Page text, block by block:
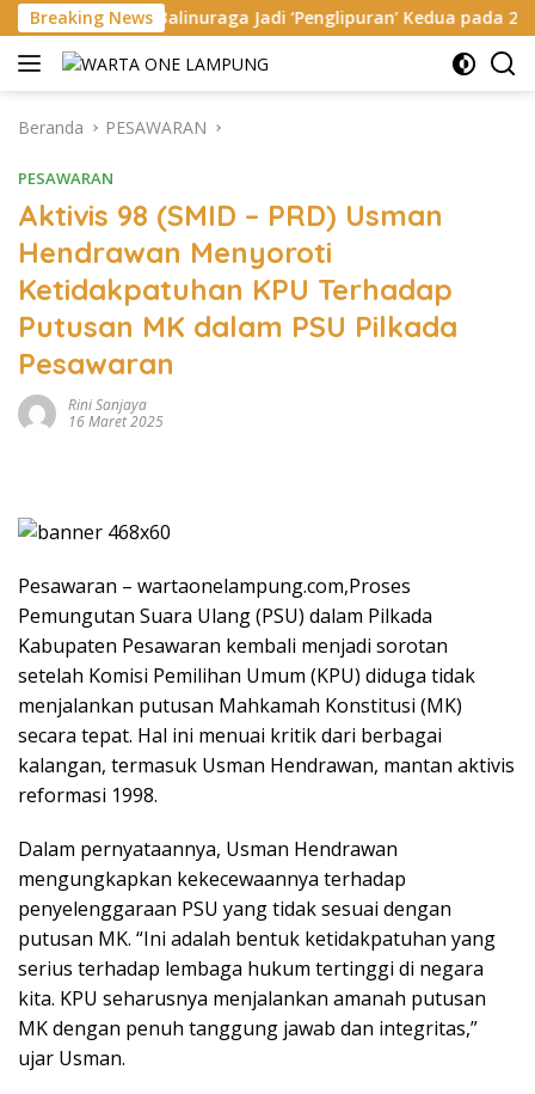
Langsung
ke
konten
Breaking News
Jadi ‘Penglipuran’ Kedua pada 2027
Beranda PESAWARAN
PESAWARAN
Aktivis 98 (SMID – PRD) Usman
Hendrawan Menyoroti
Ketidakpatuhan KPU Terhadap
Putusan MK dalam PSU Pilkada
Pesawaran
Rini Sanjaya
16 Maret 2025
Pesawaran – wartaonelampung.com,Proses
Pemungutan Suara Ulang (PSU) dalam Pilkada
Kabupaten Pesawaran kembali menjadi sorotan
setelah Komisi Pemilihan Umum (KPU) diduga tidak
menjalankan putusan Mahkamah Konstitusi (MK)
secara tepat. Hal ini menuai kritik dari berbagai
kalangan, termasuk Usman Hendrawan, mantan aktivis
reformasi 1998.
Dalam pernyataannya, Usman Hendrawan
mengungkapkan kekecewaannya terhadap
penyelenggaraan PSU yang tidak sesuai dengan
putusan MK. “Ini adalah bentuk ketidakpatuhan yang
serius terhadap lembaga hukum tertinggi di negara
kita. KPU seharusnya menjalankan amanah putusan
MK dengan penuh tanggung jawab dan integritas,”
ujar Usman.